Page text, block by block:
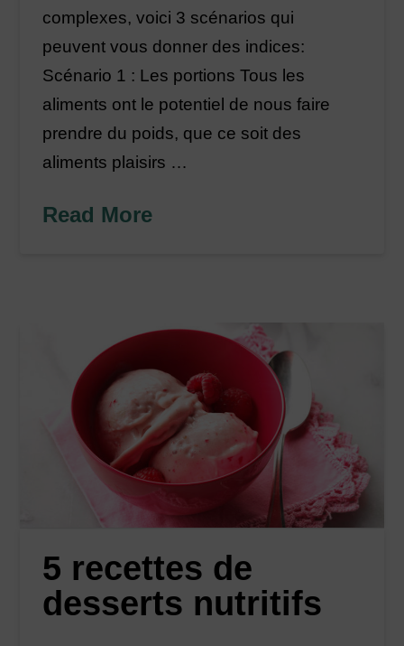
complexes, voici 3 scénarios qui
peuvent vous donner des indices:
Scénario 1 : Les portions Tous les
aliments ont le potentiel de nous faire
prendre du poids, que ce soit des
aliments plaisirs …
Read More
5 recettes de
desserts nutritifs